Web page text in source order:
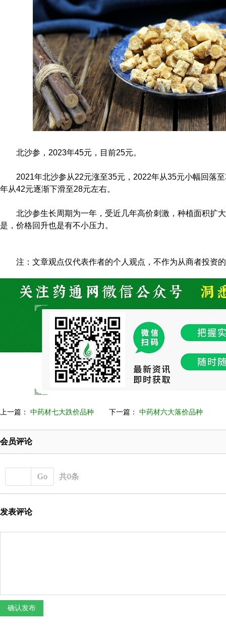
北沙参，2023年45元，目前25元。
2021年北沙参从22元涨至35元，2022年从35元小幅回落
年从42元逐渐下滑至28元左右。
北沙参生长周期为一年，受近几年高价刺激，种植面积扩
是，价格回升也是有不小压力。
注：文章观点仅代表作者的个人观点，不作为从商者投资
上一篇： 中药材七大跌价品种 下一篇： 中药材六大落价品种
会员评论
Go 共0条
发表评论